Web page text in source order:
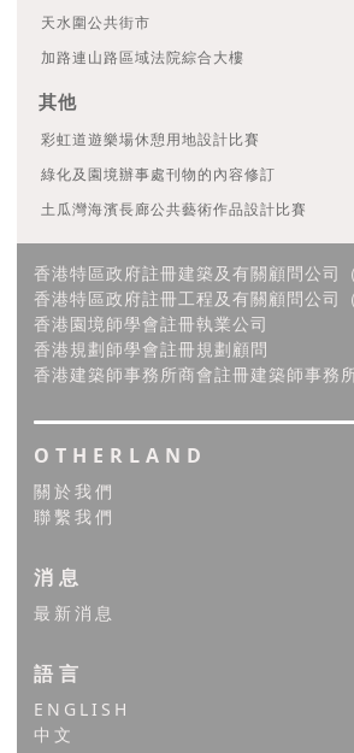
天水圍公共街市
加路連山路區域法院綜合大樓
其他
彩虹道遊樂場休憩用地設計比賽
綠化及園境辦事處刊物的內容修訂
土瓜灣海濱長廊公共藝術作品設計比賽
香港特區政府註冊建築及有關顧問公司
香港特區政府註冊工程及有關顧問公司
香港園境師學會註冊執業公司
香港規劃師學會註冊規劃顧問
香港建築師事務所商會註冊建築師事務
OTHERLAND
關於我們
聯繫我們
消息
最新消息
語言
ENGLISH
中文